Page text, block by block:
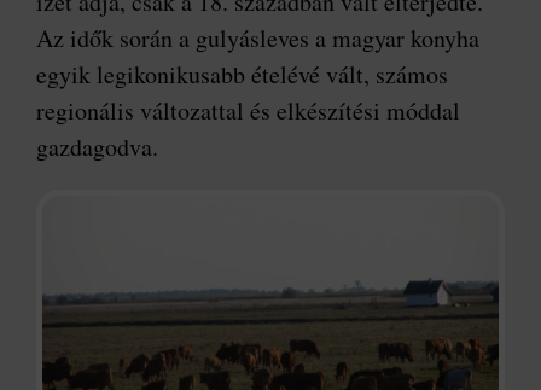
Az idők során a gulyásleves a magyar konyha
egyik legikonikusabb ételévé vált, számos
regionális változattal és elkészítési móddal
gazdagodva.